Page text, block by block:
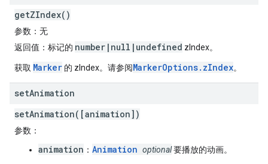
getZIndex()
参数 ：无
返回值 ：标记的 number|null|undefined zIndex。
获取 Marker 的 zIndex。请参阅MarkerOptions.zIndex。
setAnimation
setAnimation([animation])
参数 ：
animation ： Animation optional要播放的动画。